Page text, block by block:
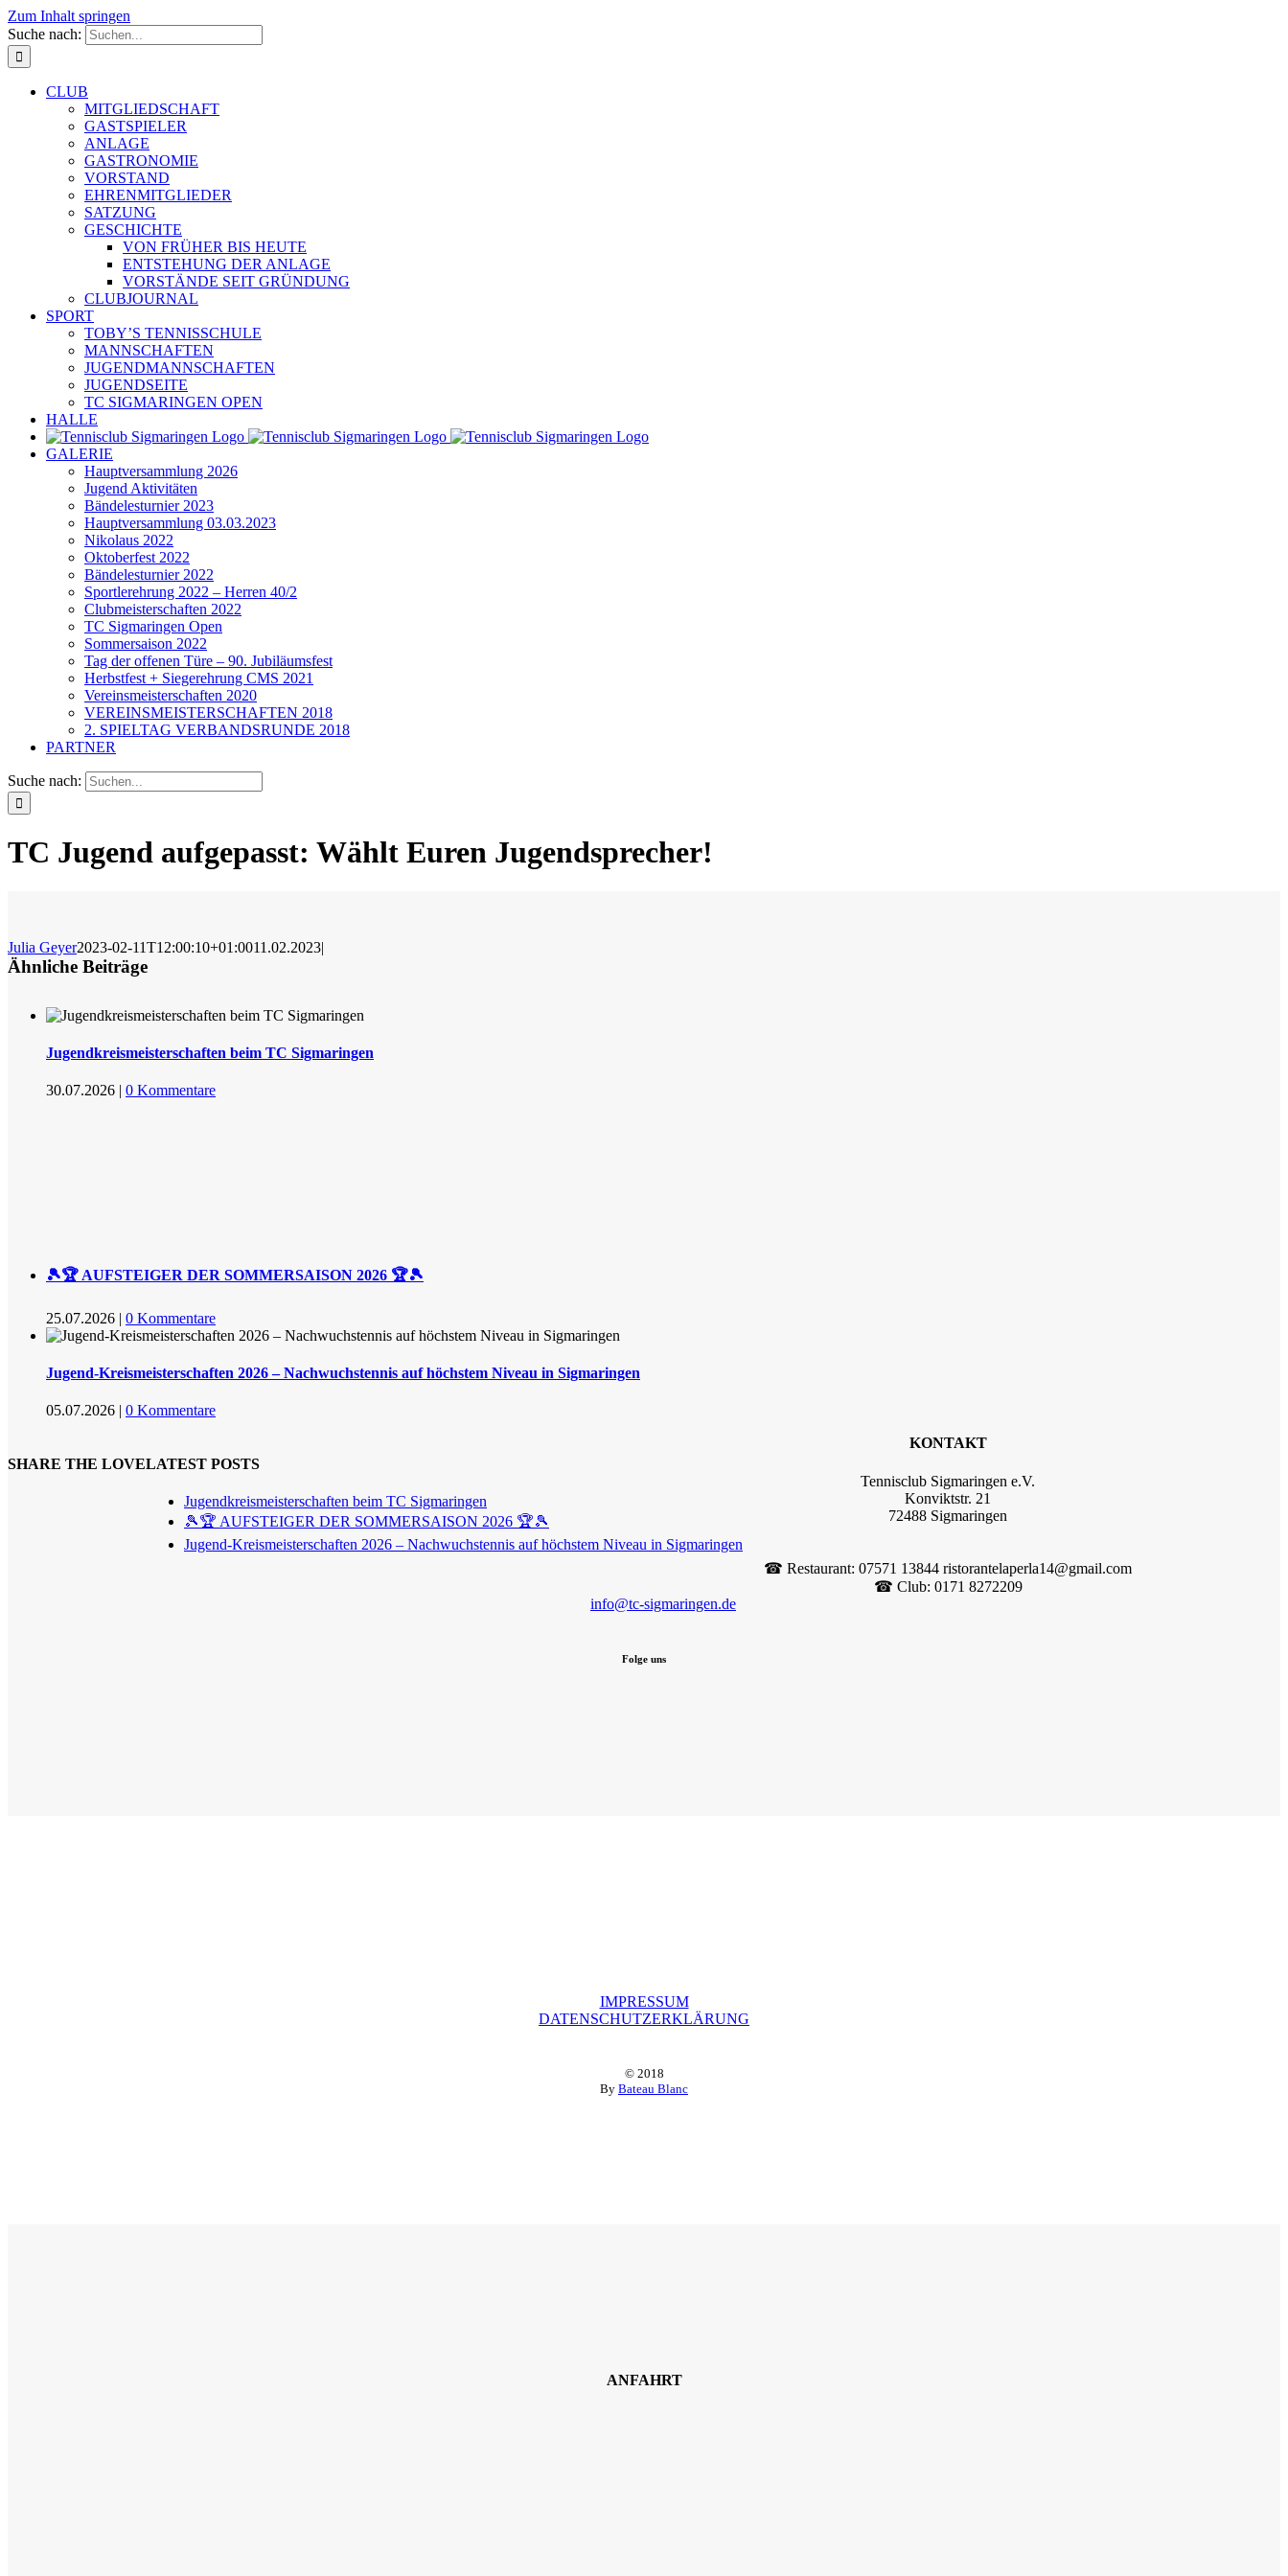
Zum Inhalt springen
Suche nach:
CLUB
MITGLIEDSCHAFT
GASTSPIELER
ANLAGE
GASTRONOMIE
VORSTAND
EHRENMITGLIEDER
SATZUNG
GESCHICHTE
VON FRÜHER BIS HEUTE
ENTSTEHUNG DER ANLAGE
VORSTÄNDE SEIT GRÜNDUNG
CLUBJOURNAL
SPORT
TOBY’S TENNISSCHULE
MANNSCHAFTEN
JUGENDMANNSCHAFTEN
JUGENDSEITE
TC SIGMARINGEN OPEN
HALLE
GALERIE
Hauptversammlung 2026
Jugend Aktivitäten
Bändelesturnier 2023
Hauptversammlung 03.03.2023
Nikolaus 2022
Oktoberfest 2022
Bändelesturnier 2022
Sportlerehrung 2022 – Herren 40/2
Clubmeisterschaften 2022
TC Sigmaringen Open
Sommersaison 2022
Tag der offenen Türe – 90. Jubiläumsfest
Herbstfest + Siegerehrung CMS 2021
Vereinsmeisterschaften 2020
VEREINSMEISTERSCHAFTEN 2018
2. SPIELTAG VERBANDSRUNDE 2018
PARTNER
Suche nach:
TC Jugend aufgepasst: Wählt Euren Jugendsprecher!
Julia Geyer2023-02-11T12:00:10+01:0011.02.2023|
Ähnliche Beiträge
Jugendkreismeisterschaften beim TC Sigmaringen
30.07.2026 | 0 Kommentare
🎾🏆 AUFSTEIGER DER SOMMERSAISON 2026 🏆🎾
25.07.2026 | 0 Kommentare
Jugend-Kreismeisterschaften 2026 – Nachwuchstennis auf höchstem Niveau in Sigmaringen
05.07.2026 0 Kommentare
SHARE THE LOVELATEST POSTS
Jugendkreismeisterschaften beim TC Sigmaringen
🎾🏆 AUFSTEIGER DER SOMMERSAISON 2026 🏆🎾
Jugend-Kreismeisterschaften 2026 – Nachwuchstennis auf höchstem Niveau in Sigmaringen
KONTAKT
Tennisclub Sigmaringen e.V.
Konviktstr. 21
72488 Sigmaringen
☎︎ Restaurant: 07571 13844 ristorantelaperla14@gmail.com
☎︎ Club: 0171 8272209
info@tc-sigmaringen.de
Folge uns
IMPRESSUM
DATENSCHUTZERKLÄRUNG
© 2018
By Bateau Blanc
ANFAHRT